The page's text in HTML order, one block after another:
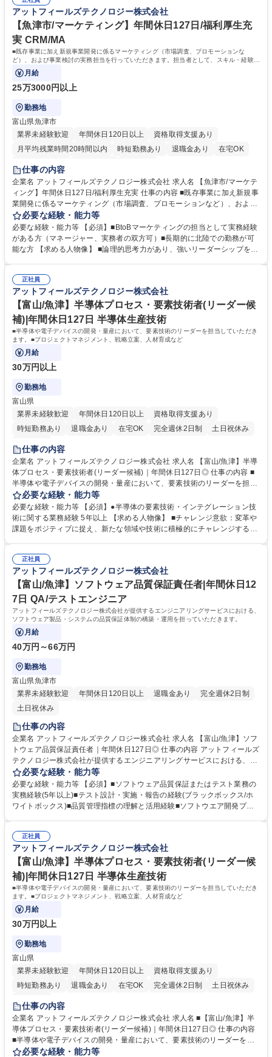
ていくことに面白みを感じている方 ※入社後、社内研修や指導員制度によ
るスキル習得、強化を支援いたします 学歴・資格 学歴：大学院 大学 高専
語学力： 資格：
アットフィールズテクノロジー株式会社
【魚津市/マーケティング】年間休日127日/福利厚生充
実 CRM/MA
■既存事業に加え新規事業開発に係るマーケティング（市場調査、プロモーションな
ど）、および事業検討の実務担当を行っていただきます。担当者として、スキル・経験に
応じて、以下の業務を担当して頂きます。
月給
25万3000円以上
勤務地
富山県魚津市
業界未経験歓迎
年間休日120日以上
資格取得支援あり
月平均残業時間20時間以内
時短勤務あり 退職金あり
在宅OK
完全週休2日制
仕事の内容
企業名 アットフィールズテクノロジー株式会社 求人名 【魚津市/マーケテ
ィング】年間休日127日/福利厚生充実 仕事の内容 ■既存事業に加え新規事
業開発に係るマーケティング（市場調査、プロモーションなど）、および
事業検討の実務担当を行っていただきます。担当者として、スキル・経験
に応じて、以下の業務を担当して頂きます。 【主な業務】 ・商材、サー
ビスの拡販に向けたマーケティング活動 ・新規サービス・商材の開発に向
けたマーケティング活動 ・上記を踏まえた事業戦略検討 募集職種 【魚津
必要な経験・能力等
必要な経験・能力等 【必須】■BtoBマーケティングの担当として実務経験
がある方（マネージャー、実務者の双方可）■長期的に北陸での勤務が可
能な方 【求める人物像】 ■論理的思考力があり、強いリーダーシップを発
大学 高専 語学力： 資格：
正社員
アットフィールズテクノロジー株式会社
【富山/魚津】半導体プロセス・要素技術者(リーダー候
補)|年間休日127日 半導体生産技術
■半導体や電子デバイスの開発・量産において、要素技術のリーダーを担当していただき
ます。■プロジェクトマネジメント、戦略立案、人材育成など
月給
30万円以上
勤務地
富山県
業界未経験歓迎
年間休日120日以上
資格取得支援あり
時短勤務あり
退職金あり 在宅OK 完全週休2日制
土日祝休み
服装自由
仕事の内容
企業名 アットフィールズテクノロジー株式会社 求人名 【富山/魚津】半導
体プロセス・要素技術者(リーダー候補)｜年間休日127日◎ 仕事の内容 ■
半導体や電子デバイスの開発・量産において、要素技術のリーダーを担当
していただきます。■プロジェクトマネジメント、戦略立案、人材育成な
ど 【専門技術】 ■前工程要素技術(リソグラフィ・ドライエッチ・洗浄・
成膜・熱処理・イオン注入・CMP)■裏面工程要素技術(ウエハサポート・
バックグラインド・ダイシング・成膜・洗浄) ■インテグレーション技術、
必要な経験・能力等
必要な経験・能力等 【必須】●半導体の要素技術・インテグレーション技
術に関する業務経験 5年以上 【求める人物像】 ■チャレンジ意欲：変革や
課題をポジティブに捉え、新たな領域や技術に積極的にチャレンジするこ
話を楽しめる方や相手を説得していくことに面白みを感じている方 学歴・
資格 学歴：大学院 大学 高専 語学力： 資格：
正社員
アットフィールズテクノロジー株式会社
【富山/魚津】ソフトウェア品質保証責任者|年間休日12
7日 QA/テストエンジニア
アットフィールズテクノロジー株式会社が提供するエンジニアリングサービスにおける、
ソフトウェア製品・システムの品質保証体制の構築・運用を担っていただきます。
月給
40万円～66万円
勤務地
富山県魚津市
業界未経験歓迎
年間休日120日以上 退職金あり
完全週休2日制
土日祝休み
仕事の内容
企業名 アットフィールズテクノロジー株式会社 求人名 【富山/魚津】ソフ
トウェア品質保証責任者｜年間休日127日◎ 仕事の内容 アットフィールズ
テクノロジー株式会社が提供するエンジニアリングサービスにおける、ソ
フトウェア製品・システムの品質保証体制の構築・運用を担っていただき
ます。 【具体的には】■品質保証戦略・方針の策定と実行■テスト計画・
設計・実施の管理（手動・自動）■品質指標の設定とモニタリング（不具
合率、テストカバレッジなど）■品質に関する社内教育・啓発活動の推進■
成・評価） 募集職種 【富山/魚津】ソフトウェア品質保証責任者｜年間休
日127日◎
必要な経験・能力等
必要な経験・能力等 【必須】■ソフトウェア品質保証またはテスト業務の
実務経験(5年以上)■テスト設計・実施・報告の経験(ブラックボックス/ホ
ワイトボックス)■品質管理指標の理解と活用経験■ソフトウエア開発プロ
ームマネジメントまたはプロジェクトリード経験【歓迎スキル】■テスト
自動化ツール(Selenium、Appium等)の導入・運用経験■CI/CD環境での品
質保証経験(Jenkins、GitHub Actions等)■ソフトウェア品質に関する資格
保有(JSTQB、ISTQB、QC検定など)■顧客対応経験(品質関連の説明・報
告・改善提案など) 学歴・資格 学歴：大学院 大学 高専 語学力： 資格：
正社員
アットフィールズテクノロジー株式会社
【富山/魚津】半導体プロセス・要素技術者(リーダー候
補)|年間休日127日 半導体生産技術
■半導体や電子デバイスの開発・量産において、要素技術のリーダーを担当していただき
ます。■プロジェクトマネジメント、戦略立案、人材育成など
月給
30万円以上
勤務地
富山県
業界未経験歓迎
年間休日120日以上
資格取得支援あり
時短勤務あり
退職金あり 在宅OK 完全週休2日制
土日祝休み
服装自由
仕事の内容
企業名 アットフィールズテクノロジー株式会社 求人名 ■【富山/魚津】半
導体プロセス・要素技術者(リーダー候補)｜年間休日127日◎ 仕事の内容
■半導体や電子デバイスの開発・量産において、要素技術のリーダーを担
当していただきます。■プロジェクトマネジメント、戦略立案、人材育成
必要な経験・能力等